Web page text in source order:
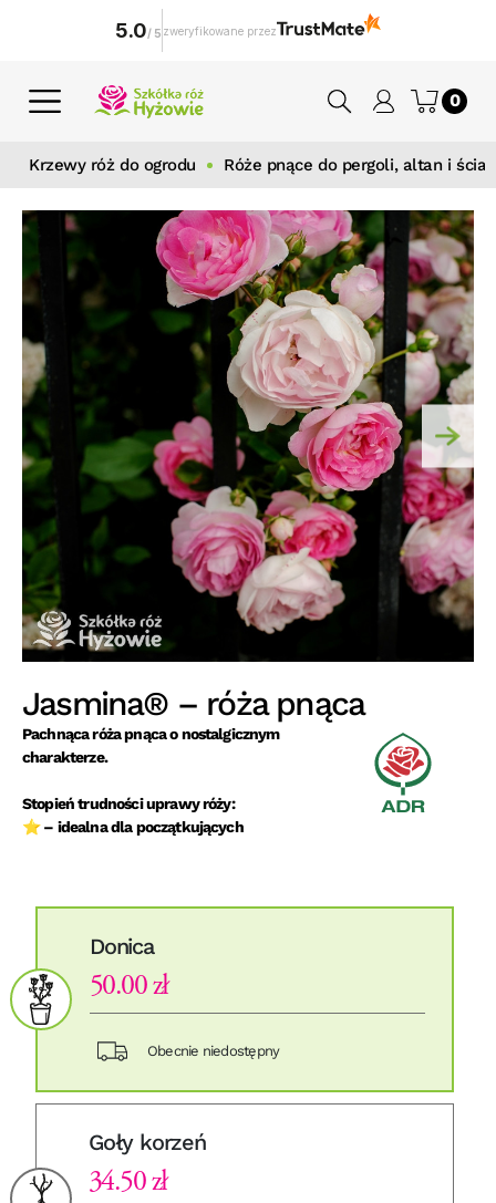
0
Krzewy róż do ogrodu Róże pnące do pergoli, altan i ścian
Jasmina® – róża pnąca
Pachnąca róża pnąca o nostalgicznym
charakterze.
Stopień trudności uprawy róży:
⭐ – idealna dla początkujących
Donica
50.00 zł
Obecnie niedostępny
Goły korzeń
34.50 zł
5.0/ 5 zweryfikowane przez